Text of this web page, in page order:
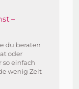
–
du beraten
oder
so einfach
wenig Zeit